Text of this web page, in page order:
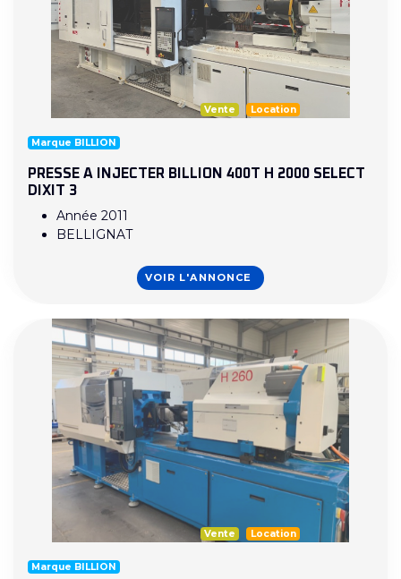
Vente Location
Marque BILLION
PRESSE A INJECTER BILLION 400T H 2000 SELECT
DIXIT 3
Année 2011
BELLIGNAT
VOIR L'ANNONCE
Vente Location
Marque BILLION